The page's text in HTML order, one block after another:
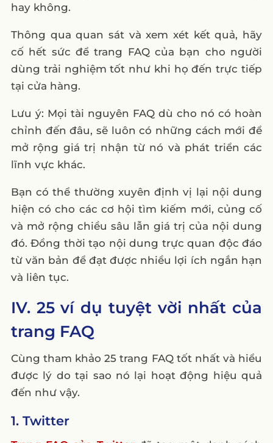
hay không.
Thông qua quan sát và xem xét kết quả, hãy
cố hết sức để trang FAQ của bạn cho người
dùng trải nghiệm tốt như khi họ đến trực tiếp
tại cửa hàng.
Lưu ý: Mọi tài nguyên FAQ dù cho nó có hoàn
chỉnh đến đâu, sẽ luôn có những cách mới để
mở rộng giá trị nhận từ nó và phát triển các
lĩnh vực khác.
Bạn có thể thường xuyên định vị lại nội dung
hiện có cho các cơ hội tìm kiếm mới, củng cố
và mở rộng chiều sâu lẫn giá trị của nội dung
đó. Đồng thời tạo nội dung trực quan độc đáo
từ văn bản để đạt được nhiều lợi ích ngắn hạn
và liên tục.
IV. 25 ví dụ tuyệt vời nhất của
trang FAQ
Cùng tham khảo 25 trang FAQ tốt nhất và hiểu
được lý do tại sao nó lại hoạt động hiệu quả
đến như vậy.
1. Twitter